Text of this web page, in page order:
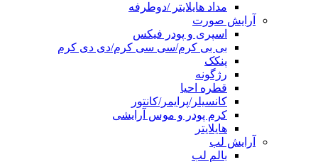
مداد هایلایتر /دوطرفه
آرایش صورت
اسپری و پودر فیکس
بی بی کرم/سی سی کرم/دی دی کرم
پنکک
رژگونه
قطره احیا
کانسیلر/پرایمر/کانتور
کرم پودر و موس آرایشی
هایلایتر
آرایش لب
بالم لب